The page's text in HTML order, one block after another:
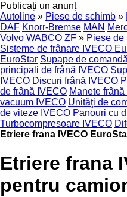
Publicați un anunț
Autoline » Piese de schimb »
DAF Knorr-Bremse MAN
Volvo WABCO ZF » Piese de
Sisteme de frânare IVECO
EuroStar Supape de
principali de frână IVECO
IVECO Discuri frână IVECO
de frână IVECO Manete
vacuum IVECO Unităţi de
de viteze IVECO Panouri cu
Turbocompresoare IVECO
Etriere frana IVECO
Etriere frana
pentru